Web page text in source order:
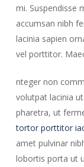
mi. Suspendisse
accumsan nibh
lacinia sapien
vel porttitor.
nteger non
volutpat lacinia
pharetra, ut
tortor porttitor
amet pulvinar
lobortis porta ut